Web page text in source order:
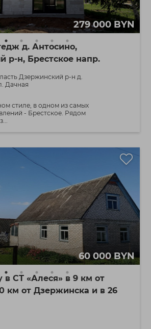
279 000 BYN
д. Антосино,
р-н, Брестское напр.
Дзержинский р-н д.
Дачная
стиле, в одном из самых
- Брестское. Рядом
60 000 BYN
в СТ «Алеся» в 9 км от
км от Дзержинска и в 26